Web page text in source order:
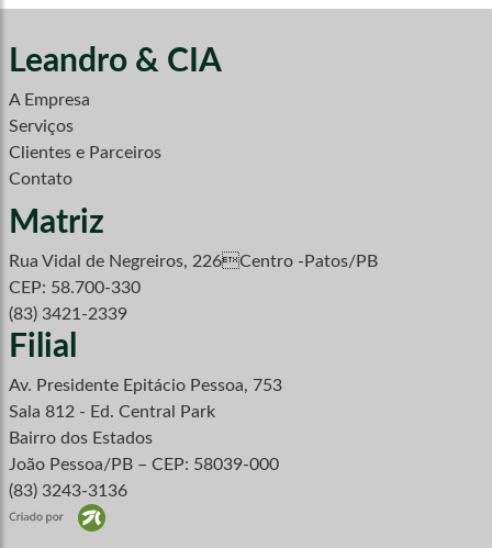
Leandro & CIA
A Empresa
Serviços
Clientes e Parceiros
Contato
Matriz
Rua Vidal de Negreiros, 226Centro -Patos/PB
CEP: 58.700-330
(83) 3421-2339
Filial
Av. Presidente Epitácio Pessoa, 753
Sala 812 - Ed. Central Park
Bairro dos Estados
João Pessoa/PB – CEP: 58039-000
(83) 3243-3136